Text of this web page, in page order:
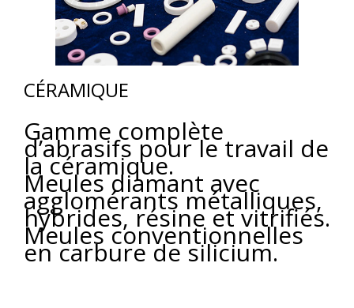
CÉRAMIQUE
Gamme complète
d’abrasifs pour le travail de
la céramique.
Meules diamant avec
agglomérants métalliques,
hybrides, résine et vitrifiés.
Meules conventionnelles
en carbure de silicium.